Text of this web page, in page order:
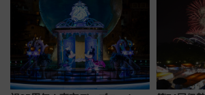
用してス